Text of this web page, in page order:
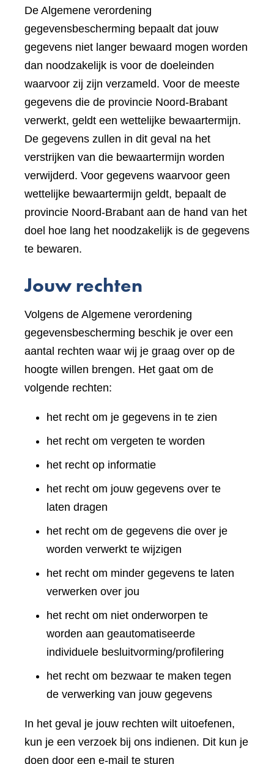
De Algemene verordening
gegevensbescherming bepaalt dat jouw
gegevens niet langer bewaard mogen worden
dan noodzakelijk is voor de doeleinden
waarvoor zij zijn verzameld. Voor de meeste
gegevens die de provincie Noord-Brabant
verwerkt, geldt een wettelijke bewaartermijn.
De gegevens zullen in dit geval na het
verstrijken van die bewaartermijn worden
verwijderd. Voor gegevens waarvoor geen
wettelijke bewaartermijn geldt, bepaalt de
provincie Noord-Brabant aan de hand van het
doel hoe lang het noodzakelijk is de gegevens
te bewaren.
Jouw rechten
Volgens de Algemene verordening
gegevensbescherming beschik je over een
aantal rechten waar wij je graag over op de
hoogte willen brengen. Het gaat om de
volgende rechten:
het recht om je gegevens in te zien
het recht om vergeten te worden
het recht op informatie
het recht om jouw gegevens over te
laten dragen
het recht om de gegevens die over je
worden verwerkt te wijzigen
het recht om minder gegevens te laten
verwerken over jou
het recht om niet onderworpen te
worden aan geautomatiseerde
individuele besluitvorming/profilering
het recht om bezwaar te maken tegen
de verwerking van jouw gegevens
In het geval je jouw rechten wilt uitoefenen,
kun je een verzoek bij ons indienen. Dit kun je
doen door een e-mail te sturen